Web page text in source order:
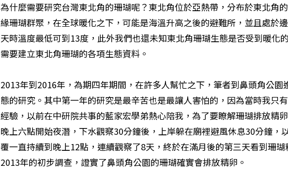
為什麼需要研究台灣東北角的珊瑚呢？東北角位於亞熱帶，分布於東北角
緣珊瑚群聚，在全球暖化之下，可能是海溫升高之後的避難所，並且處於
天時溫度最低可到13度，此外我們也還未知東北角珊瑚生態是否受到暖化
需要建立東北角珊瑚的各項生態資料。
2013年到2016年，為期四年期間，在許多人幫忙之下，筆者到鼻頭角公園
態的研究。其中第一年的研究是最辛苦也是最讓人害怕的，因為當時我只
經驗，以前在中研院共事的藍家宏學弟熱心陪我，為了要瞭解珊瑚排放精
晚上六點開始夜潛，下水觀察30分鐘後，上岸躲在廟裡避風休息30分鐘，
覆一直持續到晚上12點，連續觀察了8天，終於在滿月後的第三天看到珊
2013年的初步調查，證實了鼻頭角公園的珊瑚確實會排放精卵。